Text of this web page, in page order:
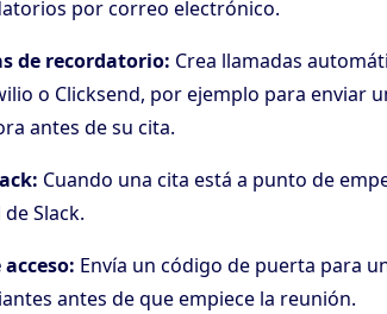
por correo electrónico.
de recordatorio: Crea llamadas
o Clicksend, por ejemplo para enviar
antes de su cita.
Cuando una cita está a punto de
Slack.
Envía un código de puerta para
antes de que empiece la reunión.